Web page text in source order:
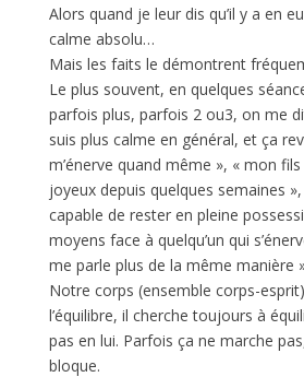
Alors quand je leur dis qu’il y a en
calme absolu…
Mais les faits le démontrent
Le plus souvent, en quelques
parfois plus, parfois 2 ou3, on me
suis plus calme en général, et ça
m’énerve quand même », « mon
joyeux depuis quelques semaines
capable de rester en pleine
moyens face à quelqu’un qui
me parle plus de la même manière
Notre corps (ensemble corps-
l’équilibre, il cherche toujours à
pas en lui. Parfois ça ne marche
bloque.